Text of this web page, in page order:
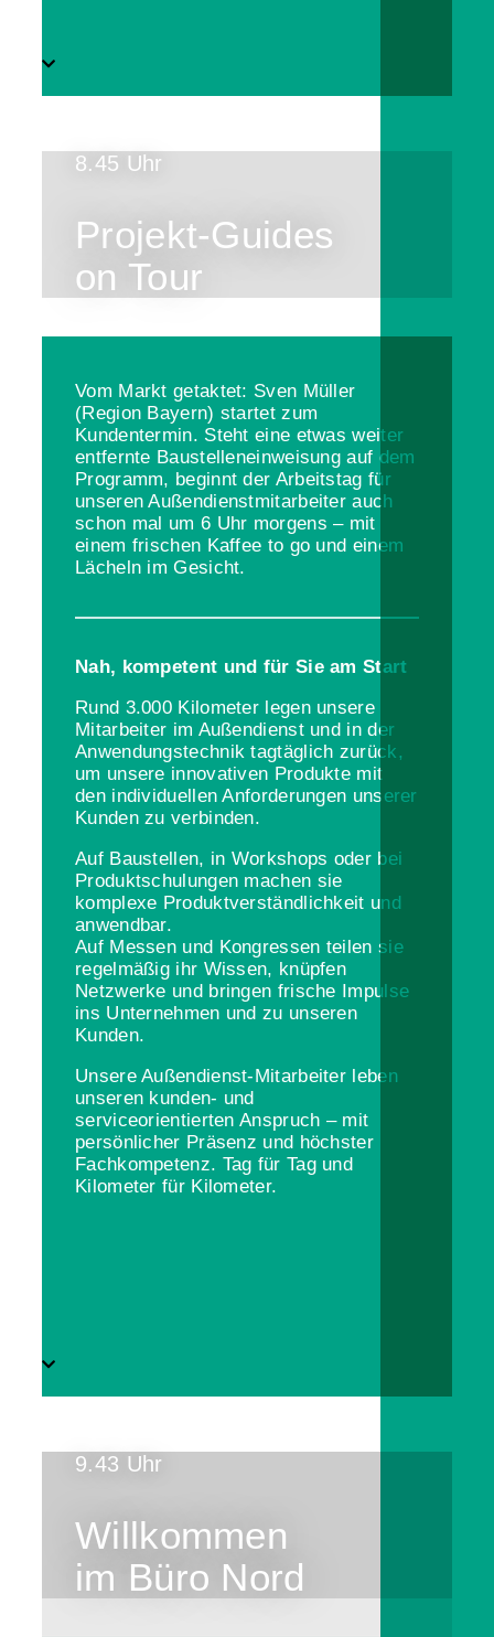
8.45 Uhr
Projekt-Guides
on Tour
Vom Markt getaktet: Sven Müller
(Region Bayern) startet zum
Kundentermin. Steht eine etwas weiter
entfernte Baustelleneinweisung auf dem
Programm, beginnt der Arbeitstag für
unseren Außendienstmitarbeiter auch
schon mal um 6 Uhr morgens – mit
einem frischen Kaffee to go und einem
Lächeln im Gesicht.
Nah, kompetent und für Sie am Start
Rund 3.000 Kilometer legen unsere
Mitarbeiter im Außendienst und in der
Anwendungstechnik tagtäglich zurück,
um unsere innovativen Produkte mit
den individuellen Anforderungen unserer
Kunden zu verbinden.
Auf Baustellen, in Workshops oder bei
Produktschulungen machen sie
komplexe Produktverständlichkeit und
anwendbar.
Auf Messen und Kongressen teilen sie
regelmäßig ihr Wissen, knüpfen
Netzwerke und bringen frische Impulse
ins Unternehmen und zu unseren
Kunden.
Unsere Außendienst-Mitarbeiter leben
unseren kunden- und
serviceorientierten Anspruch – mit
persönlicher Präsenz und höchster
Fachkompetenz. Tag für Tag und
Kilometer für Kilometer.
9.43 Uhr
Willkommen
im Büro Nord